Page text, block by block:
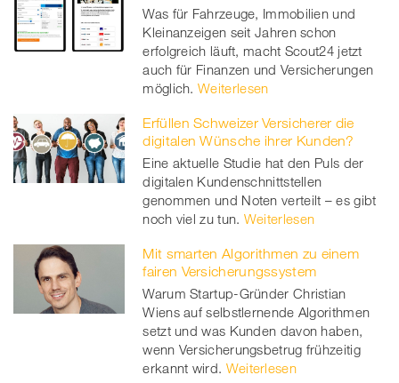
Was für Fahrzeuge, Immobilien und
Kleinanzeigen seit Jahren schon
erfolgreich läuft, macht Scout24 jetzt
auch für Finanzen und Versicherungen
möglich. Weiterlesen
Erfüllen Schweizer Versicherer die
digitalen Wünsche ihrer Kunden?
Eine aktuelle Studie hat den Puls der
digitalen Kundenschnittstellen
genommen und Noten verteilt – es gibt
noch viel zu tun. Weiterlesen
Mit smarten Algorithmen zu einem
fairen Versicherungssystem
Warum Startup-Gründer Christian
Wiens auf selbstlernende Algorithmen
setzt und was Kunden davon haben,
wenn Versicherungsbetrug frühzeitig
erkannt wird. Weiterlesen